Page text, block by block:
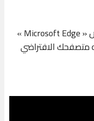
أقوي وأبرز 9 ميزات في مستعرض « Microsoft Edge »
متصفحك الافتراضي